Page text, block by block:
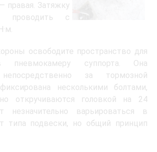
правая. Затяжку
проводить с
освободите пространство для
пневмокамеру суппорта. Она
за тормозной
несколькими болтами,
откручиваются головкой на 24
незначительно варьироваться в
типа подвески, но общий принцип